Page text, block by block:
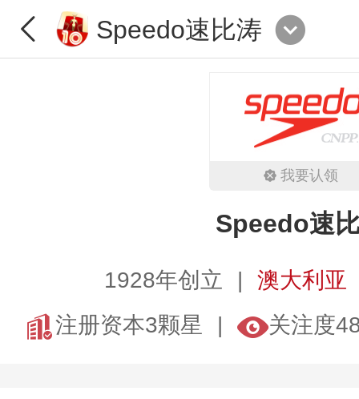
Speedo速比涛
我要认领
Speedo速
1928年创立
澳大利亚
注册资本3颗星
关注度